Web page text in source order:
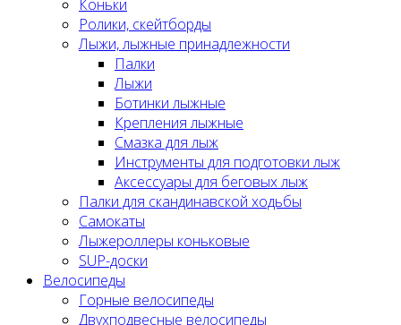
Коньки
Ролики, скейтборды
Лыжи, лыжные принадлежности
Палки
Лыжи
Ботинки лыжные
Крепления лыжные
Смазка для лыж
Инструменты для подготовки лыж
Аксессуары для беговых лыж
Палки для скандинавской ходьбы
Самокаты
Лыжероллеры коньковые
SUP-доски
Велосипеды
Горные велосипеды
Двухподвесные велосипеды